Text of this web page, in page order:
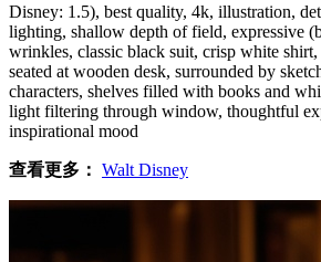
Disney: 1.5), best quality, 4k, illustration,
lighting, shallow depth of field, expressive
wrinkles, classic black suit, crisp white shirt,
seated at wooden desk, surrounded by
characters, shelves filled with books and
light filtering through window, thoughtful
inspirational mood
查看更多： Walt Disney